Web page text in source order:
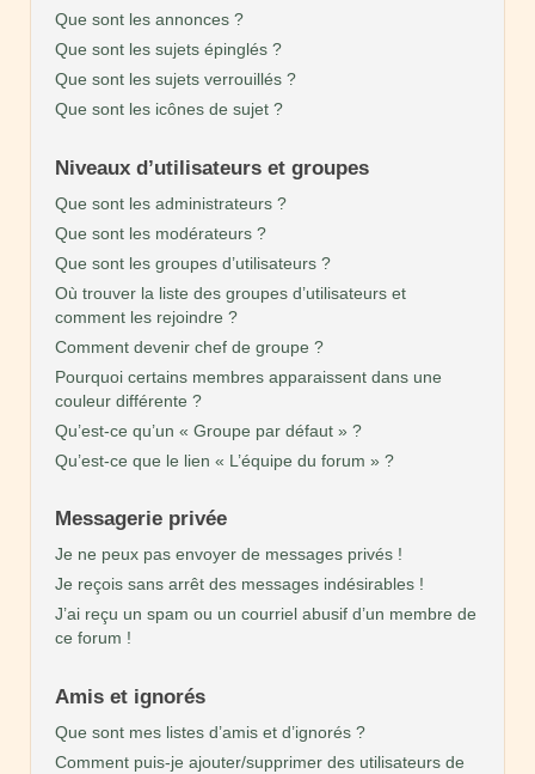
Que sont les annonces ?
Que sont les sujets épinglés ?
Que sont les sujets verrouillés ?
Que sont les icônes de sujet ?
Niveaux d’utilisateurs et groupes
Que sont les administrateurs ?
Que sont les modérateurs ?
Que sont les groupes d’utilisateurs ?
Où trouver la liste des groupes d’utilisateurs et
comment les rejoindre ?
Comment devenir chef de groupe ?
Pourquoi certains membres apparaissent dans une
couleur différente ?
Qu’est-ce qu’un « Groupe par défaut » ?
Qu’est-ce que le lien « L’équipe du forum » ?
Messagerie privée
Je ne peux pas envoyer de messages privés !
Je reçois sans arrêt des messages indésirables !
J’ai reçu un spam ou un courriel abusif d’un membre de
ce forum !
Amis et ignorés
Que sont mes listes d’amis et d’ignorés ?
Comment puis-je ajouter/supprimer des utilisateurs de